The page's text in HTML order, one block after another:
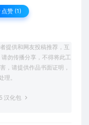
点赞 (1)
提供和网友投稿推荐，互
勿传播分享，不得将此工
，请提供作品书面证明，
。
汉化包